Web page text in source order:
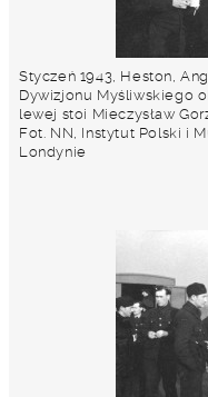
Styczeń 1943, Heston,
Dywizjonu Myśliwskiego
lewej stoi Mieczysław
Fot. NN, Instytut Polski i
Londynie